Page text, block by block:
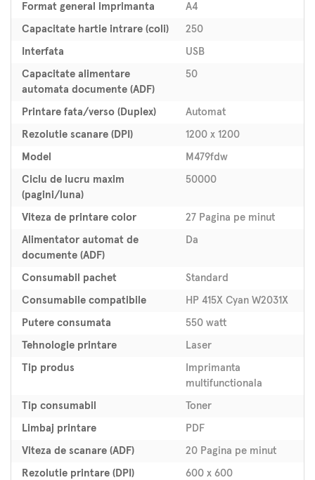
Format general imprimanta A4
Capacitate hartie intrare (coli) 250
Interfata USB
Capacitate alimentare
automata documente (ADF)
50
Printare fata/verso (Duplex) Automat
Rezolutie scanare (DPI) 1200 x 1200
Model M479fdw
Ciclu de lucru maxim
(pagini/luna)
50000
Viteza de printare color 27 Pagina pe minut
Alimentator automat de
documente (ADF)
Da
Consumabil pachet Standard
Consumabile compatibile HP 415X Cyan W2031X
Putere consumata 550 watt
Tehnologie printare Laser
Tip produs
Imprimanta
multifunctionala
Tip consumabil Toner
Limbaj printare PDF
Viteza de scanare (ADF) 20 Pagina pe minut
Rezolutie printare (DPI) 600 x 600